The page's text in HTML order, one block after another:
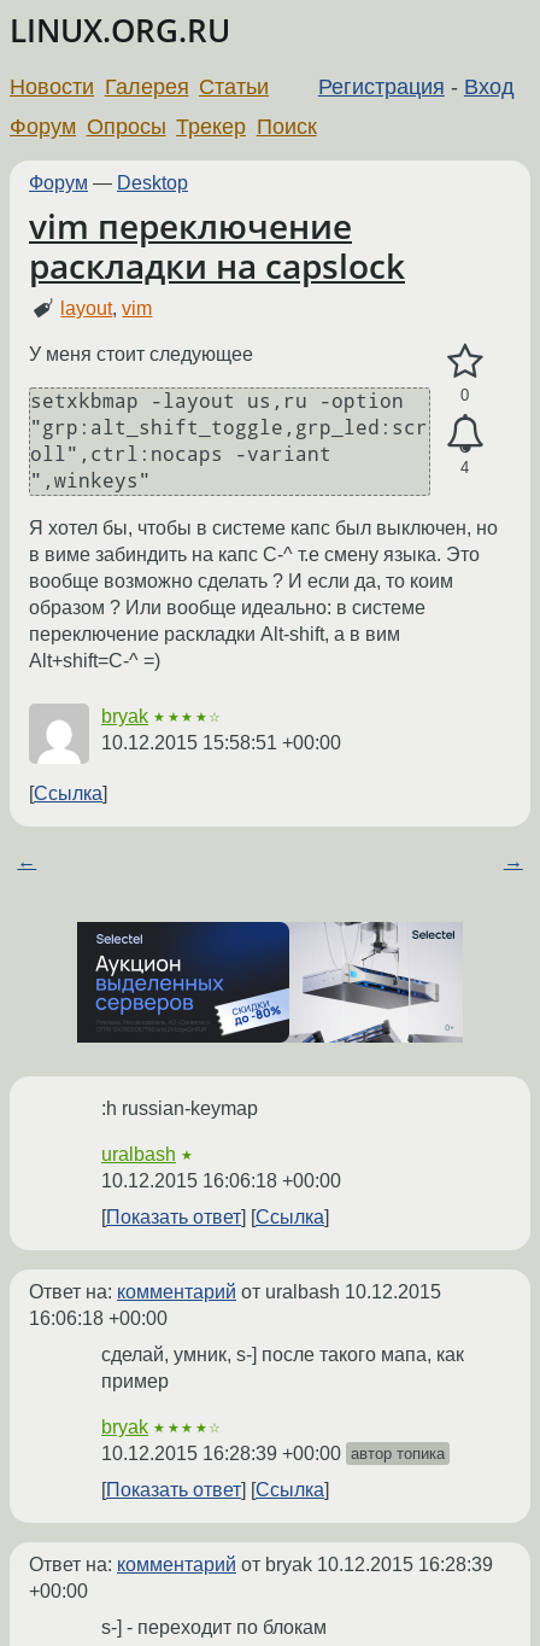
LINUX.ORG.RU
Регистрация - Вход
Новости Галерея Статьи
Форум Опросы Трекер Поиск
Форум — Desktop
vim переключение
раскладки на capslock
layout,vim
0
4
У меня стоит следующее
setxkbmap -layout us,ru -option
"grp:alt_shift_toggle,grp_led:scr
oll",ctrl:nocaps -variant
Я хотел бы, чтобы в системе капс был выключен, но
в виме забиндить на капс C-^ т.е смену языка. Это
вообще возможно сделать ? И если да, то коим
образом ? Или вообще идеально: в системе
переключение раскладки Alt-shift, а в вим
Alt+shift=C-^ =)
bryak ★★★★☆
10.12.2015 15:58:51 +00:00
Ссылка
← →
:h russian-keymap
uralbash ★
10.12.2015 16:06:18 +00:00
Показать ответ
Ссылка
Ответ на: комментарий от uralbash 10.12.2015
16:06:18 +00:00
сделай, умник, s-] после такого мапа, как
пример
bryak ★★★★☆
10.12.2015 16:28:39 +00:00 автор топика
Показать ответ Ссылка
Ответ на: комментарий от bryak 10.12.2015 16:28:39
+00:00
s-] - переходит по блокам